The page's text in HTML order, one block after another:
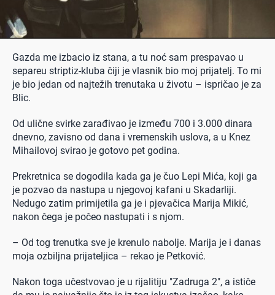
Gazda me izbacio iz stana, a tu noć sam prespavao u
separeu striptiz-kluba čiji je vlasnik bio moj prijatelj. To mi
je bio jedan od najtežih trenutaka u životu – ispričao je za
Blic.
Od ulične svirke zarađivao je između 700 i 3.000 dinara
dnevno, zavisno od dana i vremenskih uslova, a u Knez
Mihailovoj svirao je gotovo pet godina.
Prekretnica se dogodila kada ga je čuo Lepi Mića, koji ga
je pozvao da nastupa u njegovoj kafani u Skadarliji.
Nedugo zatim primijetila ga je i pjevačica Marija Mikić,
nakon čega je počeo nastupati i s njom.
– Od tog trenutka sve je krenulo nabolje. Marija je i danas
moja ozbiljna prijateljica – rekao je Petković.
Nakon toga učestvovao je u rijalitiju "Zadruga 2", a ističe